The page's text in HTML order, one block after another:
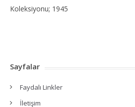
Koleksiyonu; 1945
Sayfalar
Faydalı Linkler
İletişim